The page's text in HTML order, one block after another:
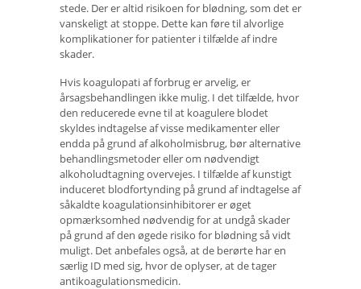
stede. Der er altid risikoen for blødning, som det er
vanskeligt at stoppe. Dette kan føre til alvorlige
komplikationer for patienter i tilfælde af indre
skader.
Hvis koagulopati af forbrug er arvelig, er
årsagsbehandlingen ikke mulig. I det tilfælde, hvor
den reducerede evne til at koagulere blodet
skyldes indtagelse af visse medikamenter eller
endda på grund af alkoholmisbrug, bør alternative
behandlingsmetoder eller om nødvendigt
alkoholudtagning overvejes. I tilfælde af kunstigt
induceret blodfortynding på grund af indtagelse af
såkaldte koagulationsinhibitorer er øget
opmærksomhed nødvendig for at undgå skader
på grund af den øgede risiko for blødning så vidt
muligt. Det anbefales også, at de berørte har en
særlig ID med sig, hvor de oplyser, at de tager
antikoagulationsmedicin.